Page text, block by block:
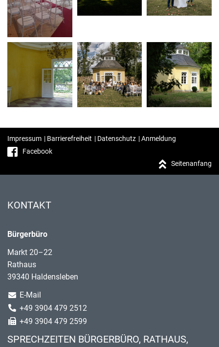
Impressum | Barrierefreiheit | Datenschutz |Anmeldung
Facebook
Seitenanfang
KONTAKT
Bürgerbüro
Markt 20–22
Rathaus
39340 Haldensleben
E-Mail
+49 3904 479 2512
+49 3904 479 2599
SPRECHZEITEN BÜRGERBÜRO, RATHAUS,